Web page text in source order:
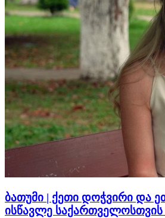
ბათუმი | ქეთი დოჭვირი და
ისწავლე საქართველოსთვის |